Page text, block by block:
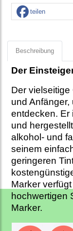
teilen
Beschreibung
Der
Der
und
entdecken. Er
und
alkohol- und
seinem
geringeren
Marker
hochwertigen
Marker.